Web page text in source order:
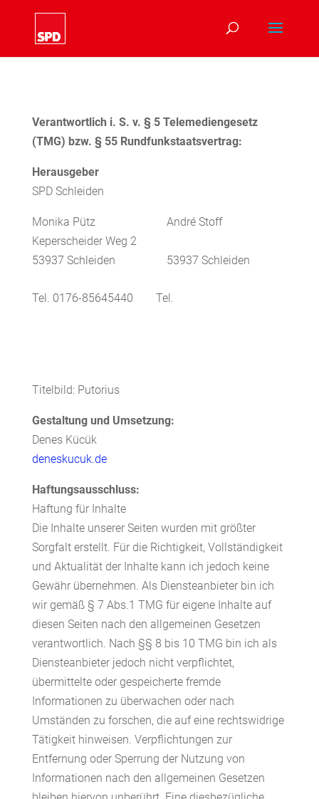
Verantwortlich i. S. v. § 5 Telemediengesetz
(TMG) bzw. § 55 Rundfunkstaatsvertrag:
Herausgeber
SPD Schleiden
Monika Pütz André Stoff
Keperscheider Weg 2
53937 Schleiden 53937 Schleiden
Tel. 0176-85645440 Tel.
Titelbild: Putorius
Gestaltung und Umsetzung:
Denes Kücük
deneskucuk.de
Haftungsausschluss:
Haftung für Inhalte
Die Inhalte unserer Seiten wurden mit größter
Sorgfalt erstellt. Für die Richtigkeit, Vollständigkeit
und Aktualität der Inhalte kann ich jedoch keine
Gewähr übernehmen. Als Diensteanbieter bin ich
wir gemäß § 7 Abs.1 TMG für eigene Inhalte auf
diesen Seiten nach den allgemeinen Gesetzen
verantwortlich. Nach §§ 8 bis 10 TMG bin ich als
Diensteanbieter jedoch nicht verpflichtet,
übermittelte oder gespeicherte fremde
Informationen zu überwachen oder nach
Umständen zu forschen, die auf eine rechtswidrige
Tätigkeit hinweisen. Verpflichtungen zur
Entfernung oder Sperrung der Nutzung von
Informationen nach den allgemeinen Gesetzen